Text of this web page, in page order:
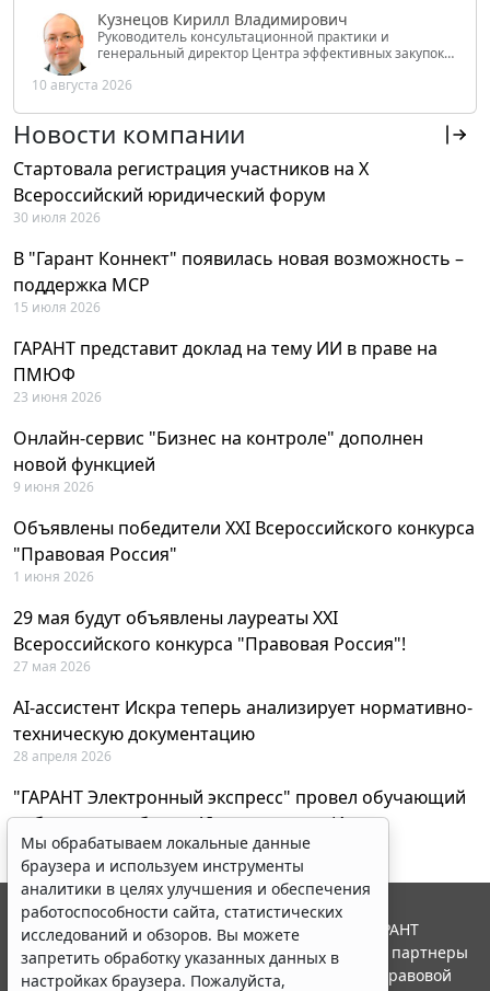
Кузнецов Кирилл Владимирович
Руководитель консультационной практики и
генеральный директор Центра эффективных закупок
РФ
10 августа 2026
Новости компании
Стартовала регистрация участников на X
Всероссийский юридический форум
30 июля 2026
В "Гарант Коннект" появилась новая возможность –
поддержка MCP
15 июля 2026
ГАРАНТ представит доклад на тему ИИ в праве на
ПМЮФ
23 июня 2026
Онлайн-сервис "Бизнес на контроле" дополнен
новой функцией
9 июня 2026
Объявлены победители XXI Всероссийского конкурса
"Правовая Россия"
1 июня 2026
29 мая будут объявлены лауреаты XXI
Всероссийского конкурса "Правовая Россия"!
27 мая 2026
AI-ассистент Искра теперь анализирует нормативно-
техническую документацию
28 апреля 2026
"ГАРАНТ Электронный экспресс" провел обучающий
вебинар по работе с AI-ассистентом Искра
23 апреля 2026
Мы обрабатываем локальные данные
браузера и используем инструменты
аналитики в целях улучшения и обеспечения
работоспособности сайта, статистических
исследований и обзоров. Вы можете
запретить обработку указанных данных в
настройках браузера. Пожалуйста,
© ООО "НПП "ГАРАНТ-СЕРВИС", 2026. Система ГАРАНТ
выпускается с 1990 года. Компания "Гарант" и ее партнеры
являются участниками Российской ассоциации правовой